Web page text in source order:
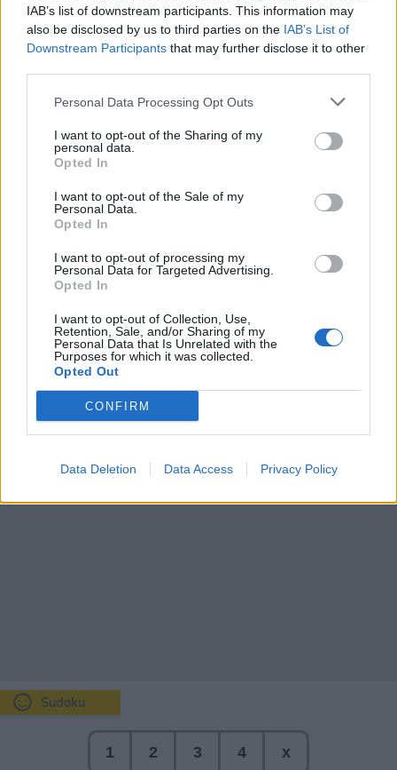
IAB’s list of downstream participants. This information may
also be disclosed by us to third parties on the IAB’s List of
Downstream Participants that may further disclose it to other
Personal Data Processing Opt Outs
I want to opt-out of the Sharing of my
personal data.
Opted In
I want to opt-out of the Sale of my
Personal Data.
Opted In
I want to opt-out of processing my
Personal Data for Targeted Advertising.
Opted In
I want to opt-out of Collection, Use,
Retention, Sale, and/or Sharing of my
Personal Data that Is Unrelated with the
Purposes for which it was collected.
Opted Out
CONFIRM
Data Deletion Data Access Privacy Policy
Széltérkép Radar Hójelentés
Vízhőmérséklet Holdnaptár Receptek
Aug 07.
36
23
75%
32
20
33
18
18
20
Sudoku
1 2 3 4 x